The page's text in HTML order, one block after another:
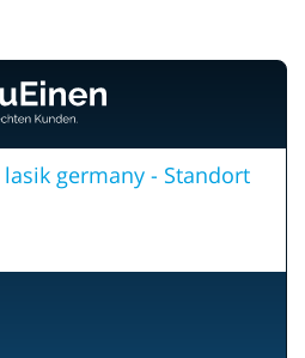
lasik germany - Standort